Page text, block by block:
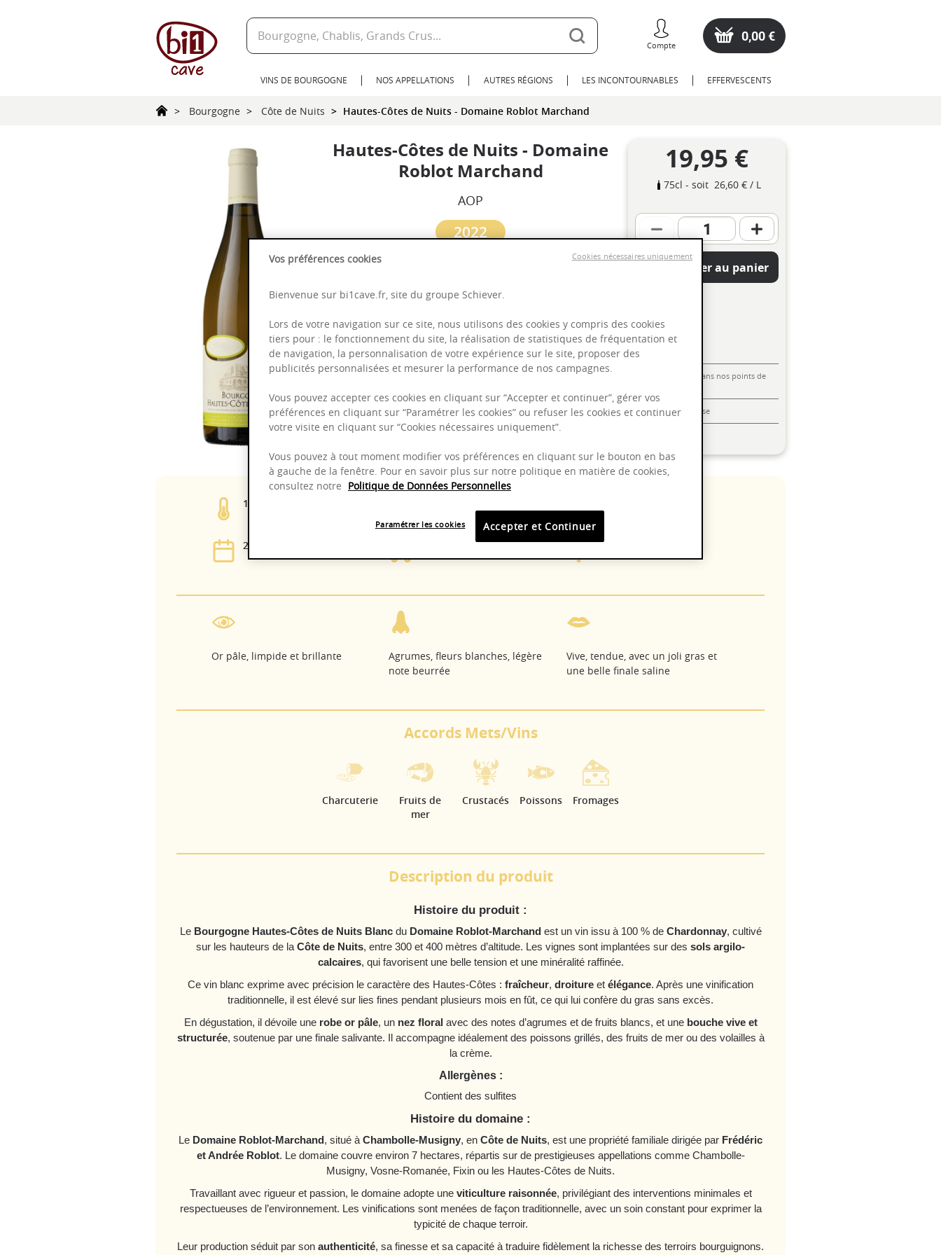
Compte
0,00 €
VINS DE BOURGOGNE NOS APPELLATIONS AUTRES RÉGIONS LES INCONTOURNABLES EFFERVESCENTS
Bourgogne Côte de Nuits Hautes-Côtes de Nuits - Domaine Roblot Marchand
Hautes-Côtes de Nuits - Domaine
Roblot Marchand
AOP
2022
Puissant
Epicé
Fruité
19,95 €
75cl - soit 26,60 €/ L
Ajouter au panier
Livraison offerte dans nos points de
Emballage anti-casse
12,00%
2025 - 2034 Chardonnay
Or pâle, limpide et brillante
Agrumes, fleurs blanches, légère
note beurrée
Vive, tendue, avec un joli gras et
une belle finale saline
Accords Mets/Vins
Charcuterie
Fruits de
mer
Crustacés Poissons Fromages
Description du produit
Histoire du produit :
Le Bourgogne Hautes-Côtes de Nuits Blancdu Domaine Roblot-Marchand est un vin issu à 100 % de Chardonnay, cultivé
sur les hauteurs de la Côte de Nuits, entre 300 et 400 mètres d’altitude. Les vignes sont implantées sur des sols argilo-
calcaires, qui favorisent une belle tension et une minéralité raffinée.
Ce vin blanc exprime avec précision le caractère des Hautes-Côtes : fraîcheur, droiture et élégance. Après une vinification
traditionnelle, il est élevé sur lies fines pendant plusieurs mois en fût, ce qui lui confère du gras sans excès.
En dégustation, il dévoile une robe or pâle, un nez floral avec des notes d’agrumes et de fruits blancs, et une bouche vive et
structurée, soutenue par une finale salivante. Il accompagne idéalement des poissons grillés, des fruits de mer ou des volailles à
la crème.
Allergènes :
Contient des sulfites
Histoire du domaine :
Le Domaine Roblot-Marchand , situé à Chambolle-Musigny, en Côte de Nuits, est une propriété familiale dirigée par Frédéric
et Andrée Roblot. Le domaine couvre environ 7 hectares, répartis sur de prestigieuses appellations comme Chambolle-
Musigny, Vosne-Romanée, Fixin ou les Hautes-Côtes de Nuits.
Travaillant avec rigueur et passion, le domaine adopte une viticulture raisonnée, privilégiant des interventions minimales et
respectueuses de l’environnement. Les vinifications sont menées de façon traditionnelle, avec un soin constant pour exprimer la
typicité de chaque terroir.
Leur production séduit par son authenticité, sa finesse et sa capacité à traduire fidèlement la richesse des terroirs bourguignons.
Vos préférences cookies
Bienvenue sur bi1cave.fr, site du groupe Schiever.
Lors de votre navigation sur ce site, nous utilisons des cookies y compris des cookies
tiers pour : le fonctionnement du site, la réalisation de statistiques de fréquentation et
de navigation, la personnalisation de votre expérience sur le site, proposer des
publicités personnalisées et mesurer la performance de nos campagnes.
Vous pouvez accepter ces cookies en cliquant sur “Accepter et continuer”, gérer vos
préférences en cliquant sur “Paramétrer les cookies” ou refuser les cookies et continuer
votre visite en cliquant sur “Cookies nécessaires uniquement”.
Vous pouvez à tout moment modifier vos préférences en cliquant sur le bouton en bas
à gauche de la fenêtre. Pour en savoir plus sur notre politique en matière de cookies,
consultez notre Politique de Données Personnelles
Accepter et Continuer
Paramétrer les cookies
Cookies nécessaires uniquement